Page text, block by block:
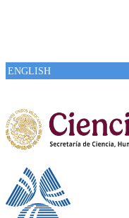
ENGLISH